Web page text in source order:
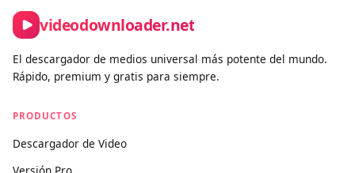
cases: saving your own social media content, downloading
open-license and Creative Commons videos, and accessing
publicly available media you have the right to keep. We actively
block platforms where downloading is prohibited by the
provider, and we maintain a clear DMCA compliance process